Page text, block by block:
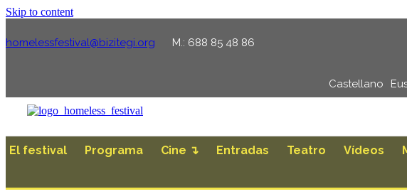
Skip to content
homelessfestival@bizitegi.org M.: 688 85 48 86
Castellano
El festival Programa Cine ↴ Entradas Teatro Vídeos